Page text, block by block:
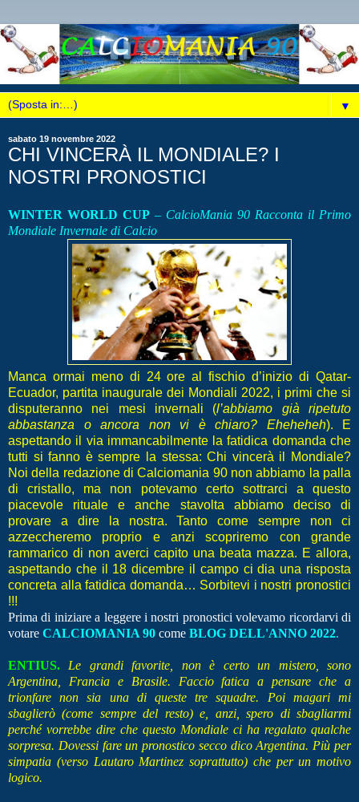
▼
sabato 19 novembre 2022
CHI VINCERÀ IL MONDIALE? I
NOSTRI PRONOSTICI
WINTER WORLD CUP – CalcioMania 90 Racconta il Primo
Mondiale Invernale di Calcio
Manca ormai meno di 24 ore al fischio d’inizio di Qatar-
Ecuador, partita inaugurale dei Mondiali 2022, i primi che si
disputeranno nei mesi invernali (l’abbiamo già ripetuto
abbastanza o ancora non vi è chiaro? Eheheheh). E
aspettando il via immancabilmente la fatidica domanda che
tutti si fanno è sempre la stessa: Chi vincerà il Mondiale?
Noi della redazione di Calciomania 90 non abbiamo la palla
di cristallo, ma non potevamo certo sottrarci a questo
piacevole rituale e anche stavolta abbiamo deciso di
provare a dire la nostra. Tanto come sempre non ci
azzeccheremo proprio e anzi scopriremo con grande
rammarico di non averci capito una beata mazza. E allora,
aspettando che il 18 dicembre il campo ci dia una risposta
concreta alla fatidica domanda… Sorbitevi i nostri pronostici
!!!
Prima di iniziare a leggere i nostri pronostici volevamo ricordarvi di
votare CALCIOMANIA 90 come BLOG DELL'ANNO 2022.
ENTIUS.
Le grandi favorite, non è certo un mistero, sono
Argentina, Francia e Brasile. Faccio fatica a pensare che a
trionfare non sia una di queste tre squadre. Poi magari mi
sbaglierò (come sempre del resto) e, anzi, spero di sbagliarmi
perché vorrebbe dire che questo Mondiale ci ha regalato qualche
sorpresa. Dovessi fare un pronostico secco dico Argentina. Più per
simpatia (verso Lautaro Martinez soprattutto) che per un motivo
logico.